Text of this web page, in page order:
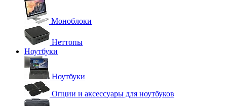
Моноблоки
Неттопы
Ноутбуки
Ноутбуки
Опции и аксессуары для ноутбуков